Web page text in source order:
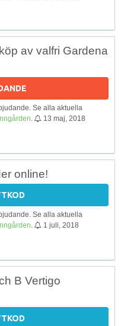
av valfri Gardena
Se alla aktuella
13 maj, 2018
online!
Se alla aktuella
1 juli, 2018
B Vertigo